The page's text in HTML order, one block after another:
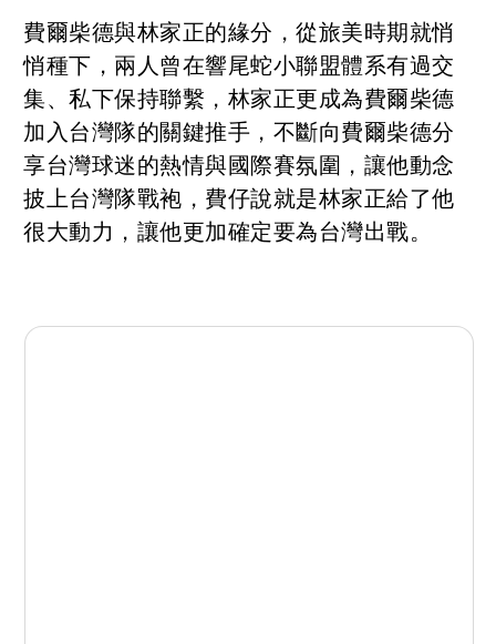
費爾柴德與林家正的緣分，從旅美時期就悄
悄種下，兩人曾在響尾蛇小聯盟體系有過交
集、私下保持聯繫，林家正更成為費爾柴德
加入台灣隊的關鍵推手，不斷向費爾柴德分
享台灣球迷的熱情與國際賽氛圍，讓他動念
披上台灣隊戰袍，費仔說就是林家正給了他
很大動力，讓他更加確定要為台灣出戰。